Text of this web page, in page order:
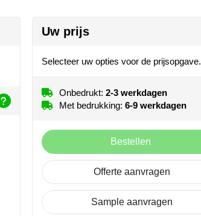
Uw prijs
Selecteer uw opties voor de prijsopgave.
Onbedrukt: 2-3 werkdagen
Met bedrukking: 6-9 werkdagen
Bestellen
Offerte aanvragen
Sample aanvragen